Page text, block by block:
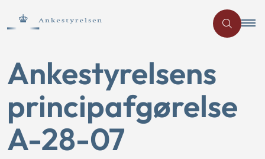
Ankestyrelsens
principafgørelse
A-28-07